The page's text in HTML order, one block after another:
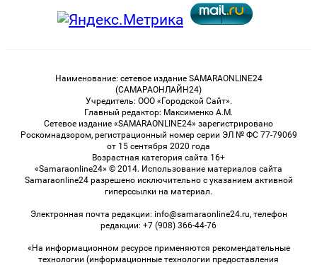
Наименование: сетевое издание SAMARAONLINE24
(САМАРАОНЛАЙН24)
Учредитель: ООО «Городской Сайт».
Главный редактор: Максименко А.М.
Сетевое издание «SAMARAONLINE24» зарегистрировано
Роскомнадзором, регистрационный номер серии ЭЛ № ФС 77-79069
от 15 сентября 2020 года
Возрастная категория сайта 16+
«Samaraonline24» © 2014. Использование материалов сайта
Samaraonline24 разрешено исключительно с указанием активной
гиперссылки на материал.
Электронная почта редакции: info@samaraonline24.ru, телефон
редакции: +7 (908) 366-44-76
«На информационном ресурсе применяются рекомендательные
технологии (информационные технологии предоставления